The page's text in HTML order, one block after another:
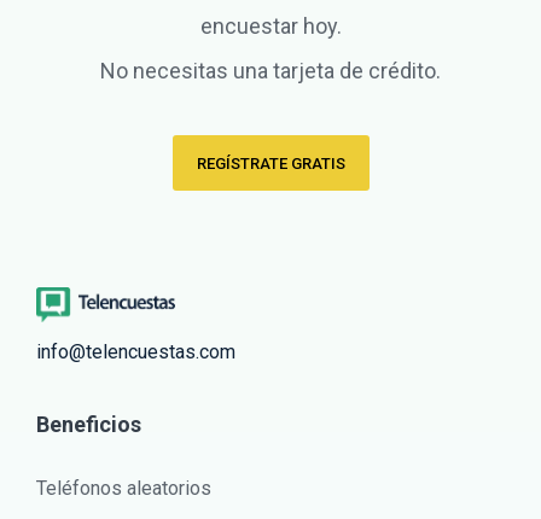
encuestar hoy.
No necesitas una tarjeta de crédito.
REGÍSTRATE GRATIS
info@telencuestas.com
Beneficios
Teléfonos aleatorios